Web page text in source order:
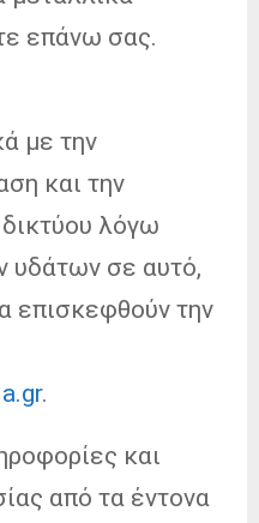
επάνω σας.
με την
και την
λόγω
υδάτων σε αυτό,
επισκεφθούν την
.
και
από τα έντονα